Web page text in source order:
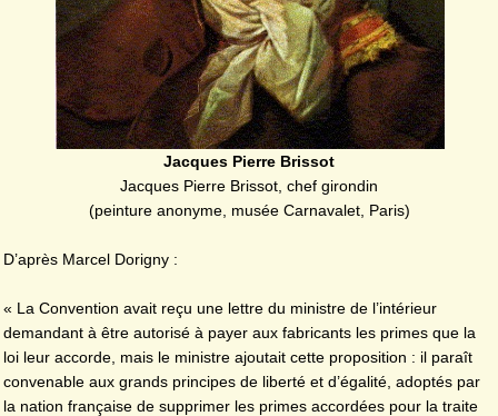
Jacques Pierre Brissot
Jacques Pierre Brissot, chef girondin
(peinture anonyme, musée Carnavalet, Paris)
D’après Marcel Dorigny :
« La Convention avait reçu une lettre du ministre de l’intérieur
demandant à être autorisé à payer aux fabricants les primes que la
loi leur accorde, mais le ministre ajoutait cette proposition : il paraît
convenable aux grands principes de liberté et d’égalité, adoptés par
la nation française de supprimer les primes accordées pour la traite